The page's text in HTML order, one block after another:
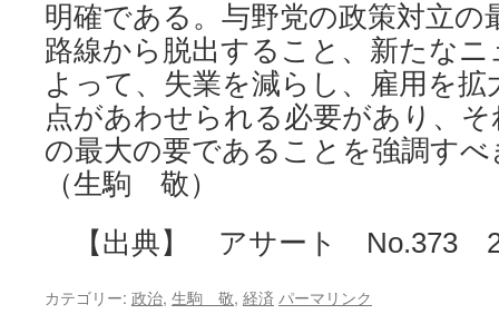
明確である。与野党の政策対立の
路線から脱出すること、新たな
よって、失業を減らし、雇用を
点があわせられる必要があり、
の最大の要であることを強調す
（生駒 敬）
【出典】 アサート No.373
カテゴリー: 政治, 生駒 敬, 経済 パーマリンク